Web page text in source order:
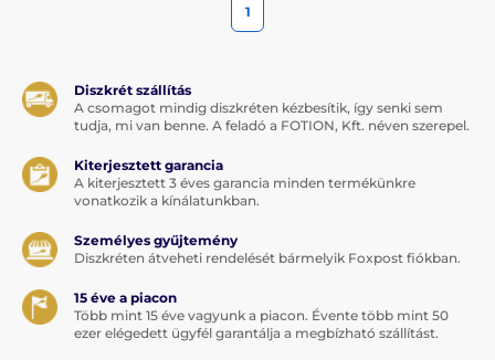
1
Diszkrét szállítás
A csomagot mindig diszkréten kézbesítik, így senki sem
tudja, mi van benne. A feladó a FOTION, Kft. néven szerepel.
Kiterjesztett garancia
A kiterjesztett 3 éves garancia minden termékünkre
vonatkozik a kínálatunkban.
Személyes gyűjtemény
Diszkréten átveheti rendelését bármelyik Foxpost fiókban.
15 éve a piacon
Több mint 15 éve vagyunk a piacon. Évente több mint 50
ezer elégedett ügyfél garantálja a megbízható szállítást.